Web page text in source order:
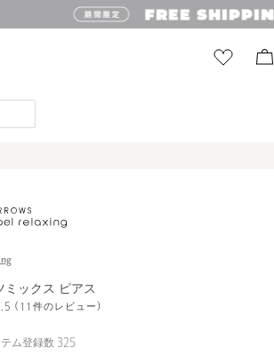
ックス ピアス
(11件のレビュー)
ム登録数 325